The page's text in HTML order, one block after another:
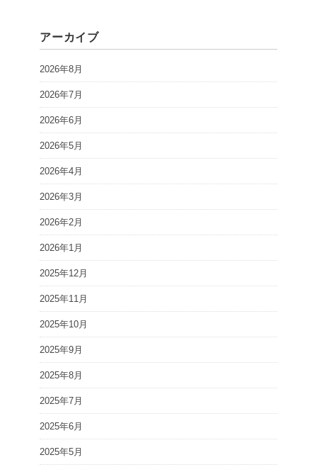
アーカイブ
2026年8月
2026年7月
2026年6月
2026年5月
2026年4月
2026年3月
2026年2月
2026年1月
2025年12月
2025年11月
2025年10月
2025年9月
2025年8月
2025年7月
2025年6月
2025年5月